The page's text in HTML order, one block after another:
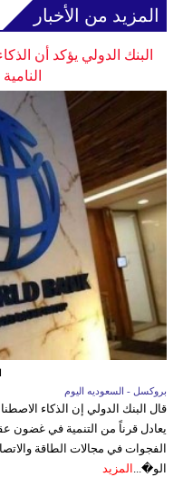
المزيد من الأخبار
البنك الدولي يؤكد أن
بروكسل - السعوديه اليوم
قال البنك الدولي إن الذكاء
يعادل قرناً من التنمية في
الفجوات في مجالات الطاقة
الو�... المزيد